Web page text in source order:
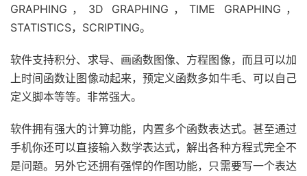
GRAPHING，3D GRAPHING，TIME GRAPHING，
STATISTICS，SCRIPTING。
软件支持积分、求导、画函数图像、方程图像，而且可以加
上时间函数让图像动起来，预定义函数多如牛毛、可以自己
定义脚本等等。非常强大。
软件拥有强大的计算功能，内置多个函数表达式。甚至通过
手机你还可以直接输入数学表达式，解出各种方程式完全不
是问题。另外它还拥有强悍的作图功能，只需要写一个表达